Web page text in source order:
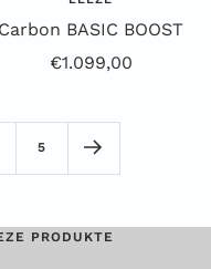
Carbon BASIC BOOST
Angebotspreis
€1.099,00
5
PRODUKTE